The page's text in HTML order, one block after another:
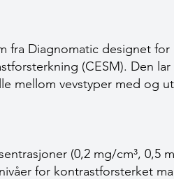
fra Diagnomatic designet for
(CESM). Den
mellom vevstyper med og
(0,2 mg/cm³, 0,5
for kontrastforsterket